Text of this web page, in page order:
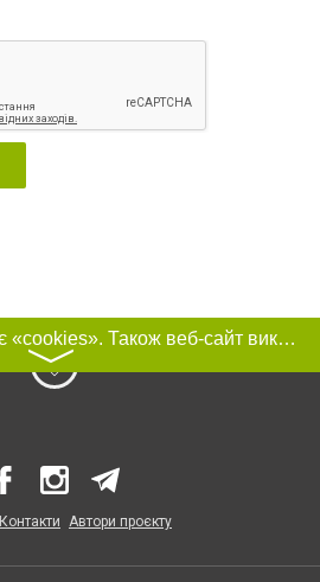
Цей сайт використовує «cookies». Також веб-сайт використовує інтернет-сервіс для збору технічних даних стосовно відвідувачів з метою отримання маркетингової та статистичної інформації. Умови обробки даних відвідувачів сайту див.
〉
Контакти Автори проєкту